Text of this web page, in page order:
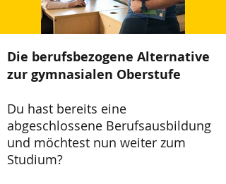
Die berufsbezogene Alternative
zur gymnasialen Oberstufe
Du hast bereits eine
abgeschlossene Berufsausbildung
und möchtest nun weiter zum
Studium?